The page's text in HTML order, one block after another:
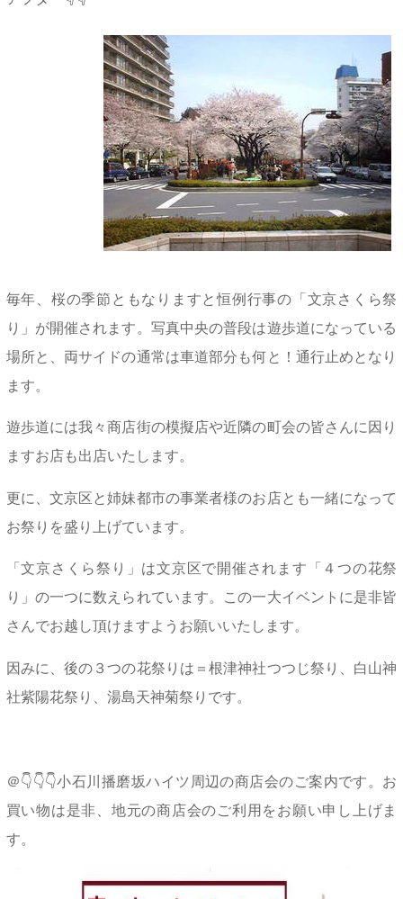
毎年、桜の季節ともなりますと恒例行事の「文京さくら祭
り」が開催されます。写真中央の普段は遊歩道になっている
場所と、両サイドの通常は車道部分も何と！通行止めとなり
ます。
遊歩道には我々商店街の模擬店や近隣の町会の皆さんに因り
ますお店も出店いたします。
更に、文京区と姉妹都市の事業者様のお店とも一緒になって
お祭りを盛り上げています。
「文京さくら祭り」は文京区で開催されます「４つの花祭
り」の一つに数えられています。この一大イベントに是非皆
さんでお越し頂けますようお願いいたします。
因みに、後の３つの花祭りは＝根津神社つつじ祭り、白山神
社紫陽花祭り、湯島天神菊祭りです。
＠👇👇👇小石川播磨坂ハイツ周辺の商店会のご案内です。お
買い物は是非、地元の商店会のご利用をお願い申し上げま
す。